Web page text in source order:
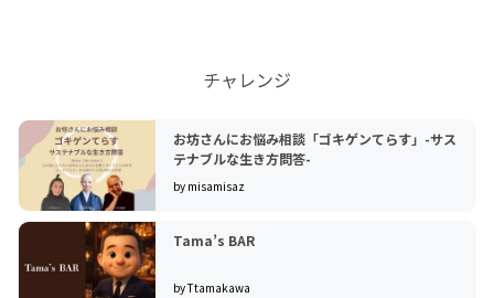
チャレンジ
お坊さんにお悩み相談「ゴキゲンてらす」-サス
テナブルな生き方問答-
by misamisaz
Tama’s BAR
by Ttamakawa